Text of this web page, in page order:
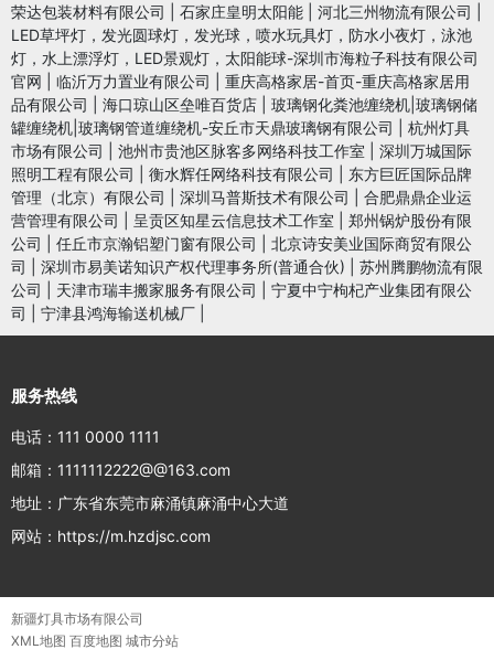
荣达包装材料有限公司
石家庄皇明太阳能 河北三州物流有限公司
LED草坪灯，发光圆球灯，发光球，喷水玩具灯，防水小夜灯，泳池
灯，水上漂浮灯，LED景观灯，太阳能球-深圳市海粒子科技有限公司
官网
临沂万力置业有限公司
重庆高格家居-首页-重庆高格家居用
品有限公司
海口琼山区垒唯百货店
玻璃钢化粪池缠绕机|玻璃钢储
罐缠绕机|玻璃钢管道缠绕机-安丘市天鼎玻璃钢有限公司
杭州灯具
市场有限公司
池州市贵池区脉客多网络科技工作室
深圳万城国际
照明工程有限公司
衡水辉任网络科技有限公司
东方巨匠国际品牌
管理（北京）有限公司
深圳马普斯技术有限公司
合肥鼎鼎企业运
营管理有限公司
呈贡区知星云信息技术工作室
郑州锅炉股份有限
公司
任丘市京瀚铝塑门窗有限公司
北京诗安美业国际商贸有限公
司
深圳市易美诺知识产权代理事务所(普通合伙)
苏州腾鹏物流有限
公司
天津市瑞丰搬家服务有限公司
宁夏中宁枸杞产业集团有限公
司
宁津县鸿海输送机械厂
服务热线
电话：111 0000 1111
邮箱：1111112222@@163.com
地址：广东省东莞市麻涌镇麻涌中心大道
网站：https://m.hzdjsc.com
新疆灯具市场有限公司
XML地图 百度地图 城市分站